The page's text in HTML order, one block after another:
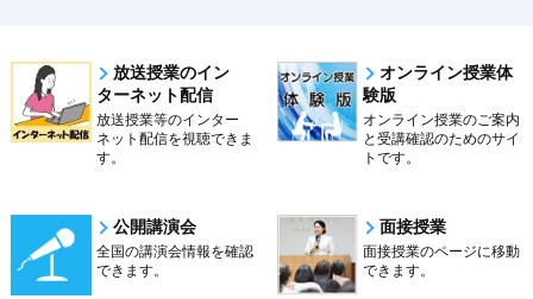
放送授業のイン
ターネット配信
放送授業等のインター
ネット配信を視聴できま
す。
オンライン授業体
験版
オンライン授業のご案内
と受講確認のためのサイ
トです。
公開講演会
全国の講演会情報を確認
できます。
面接授業
面接授業のページに移動
できます。